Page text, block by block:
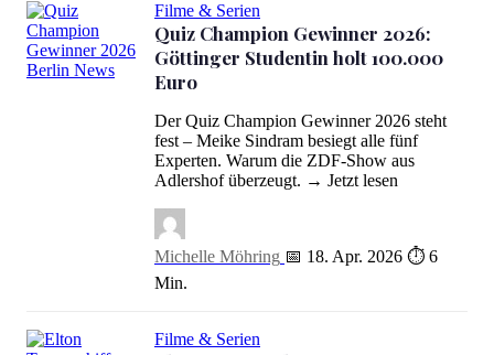
Quiz Champion Gewinner 2026: Göttinger Studentin holt 100.000
Filme & Serien
Quiz Champion Gewinner 2026:
Göttinger Studentin holt 100.000
Euro
Der Quiz Champion Gewinner 2026 steht
fest – Meike Sindram besiegt alle fünf
Experten. Warum die ZDF-Show aus
Adlershof überzeugt. → Jetzt lesen
Michelle Möhring 📅 18. Apr. 2026 ⏱ 6
Min.
Filme & Serien